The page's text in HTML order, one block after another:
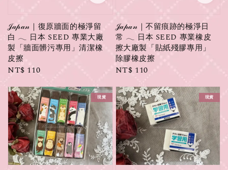
𝒥𝒶𝓅𝒶𝓃｜復原牆面的極淨留
白 𓂃 日本 SEED 專業大廠
製「牆面髒污專用」清潔橡
皮擦
Regular
NT$ 110
𝒥𝒶𝓅𝒶𝓃｜不留痕跡的極淨日
常 𓂃 日本 SEED 專業橡皮
擦大廠製「貼紙殘膠專用」
除膠橡皮擦
Regular
NT$ 110
現貨 現貨